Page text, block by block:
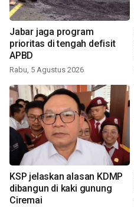
Jabar jaga program
prioritas di tengah defisit
APBD
Rabu, 5 Agustus 2026
KSP jelaskan alasan KDMP
dibangun di kaki gunung
Ciremai